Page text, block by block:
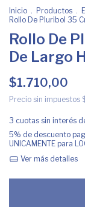
Inicio . Productos .
Rollo De Pluribol 35
Rollo De
De Largo
$1.710,00
Precio sin impuestos
3 cuotas sin interés
5% de descuento
UNICAMENTE para
Ver más detalles